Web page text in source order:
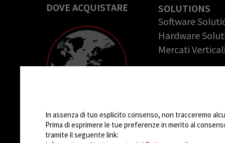
DOVE ACQUISTARE
SOLUTIONS
Software
Hardware
Mercati Verticali
COMPANY
Opportunità di
In assenza di tuo esplicito consenso, non tracceremo
Prima di esprimere le tue preferenze in merito al
tramite il seguente link: